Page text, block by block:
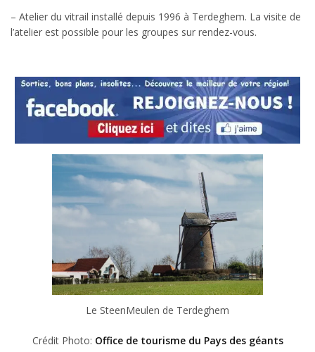
– Atelier du vitrail installé depuis 1996 à Terdeghem. La visite de
l’atelier est possible pour les groupes sur rendez-vous.
Le SteenMeulen de Terdeghem
Crédit Photo: Office de tourisme du Pays des géants